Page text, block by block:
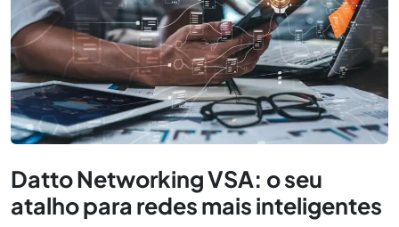
Datto Networking VSA: o seu
atalho para redes mais inteligentes